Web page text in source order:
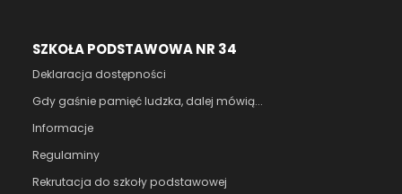
SZKOŁA PODSTAWOWA NR 34
Deklaracja dostępności
Gdy gaśnie pamięć ludzka, dalej mówią...
Informacje
Regulaminy
Rekrutacja do szkoły podstawowej